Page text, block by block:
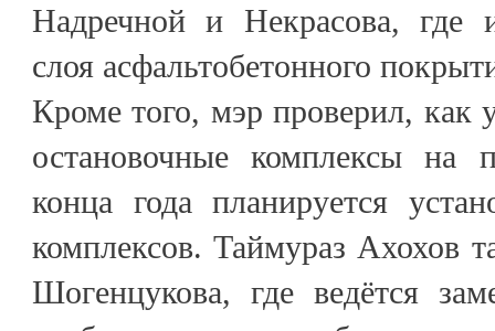
Надречной и Некрасова, где
слоя асфальтобетонного
Кроме того, мэр проверил, как
остановочные комплексы на
конца года планируется
комплексов. Таймураз Ахохов
Шогенцукова, где ведётся